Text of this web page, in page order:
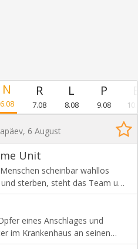
6.08 7.08 8.08 9.08
6 August
Unit
scheinbar wahllos
sterben, steht das Team um
und Zidan zunächst vor einem
die Opfer vergiftet wurden. Eine
in einen Delikatessenladen -
Aufnahmen der
dass ein junges Mädchen die
eines Anschlages und
im Krankenhaus an seinen
Die zuständige Ärztin Dr.